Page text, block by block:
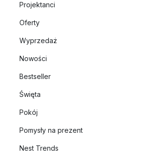
Projektanci
Oferty
Wyprzedaż
Nowości
Bestseller
Święta
Pokój
Pomysły na prezent
Nest Trends